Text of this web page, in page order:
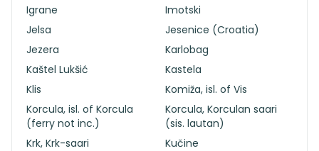
Igrane
Imotski
Jelsa
Jesenice (Croatia)
Jezera
Karlobag
Kaštel Lukšić
Kastela
Klis
Komiža, isl. of Vis
Korcula, isl. of Korcula
(ferry not inc.)
Korcula, Korculan saari
(sis. lautan)
Krk, Krk-saari
Kučine